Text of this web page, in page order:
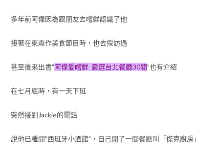
多年前阿偉因為跟朋友去嚐鮮認識了他
接著在東森作美食節目時，也去採訪過
甚至後來出書"阿偉愛嚐鮮 嚴選台北餐廳30間"也有介紹
在七月底時，有一天下班
突然接到Jackie的電話
說他已離開"西班牙小酒館"，自己開了一間餐廳叫「傑克廚房」